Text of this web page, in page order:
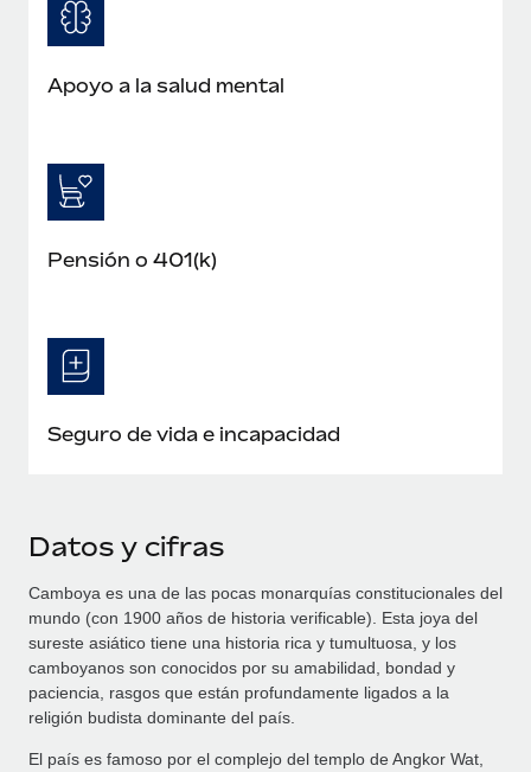
Apoyo a la salud mental
Pensión o 401(k)
Seguro de vida e incapacidad
Datos y cifras
Camboya es una de las pocas monarquías constitucionales del
mundo (con 1900 años de historia verificable). Esta joya del
sureste asiático tiene una historia rica y tumultuosa, y los
camboyanos son conocidos por su amabilidad, bondad y
paciencia, rasgos que están profundamente ligados a la
religión budista dominante del país.
El país es famoso por el complejo del templo de Angkor Wat,